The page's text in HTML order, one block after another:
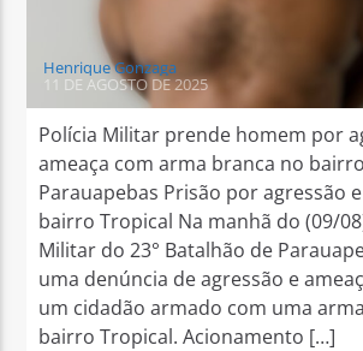
Henrique Gonzaga
11 DE AGOSTO DE 2025
Polícia Militar prende homem por
ameaça com arma branca no
Parauapebas Prisão por agressão
bairro Tropical Na manhã do (09/
Militar do 23° Batalhão de
uma denúncia de agressão e
um cidadão armado com uma
bairro Tropical. Acionamento […]